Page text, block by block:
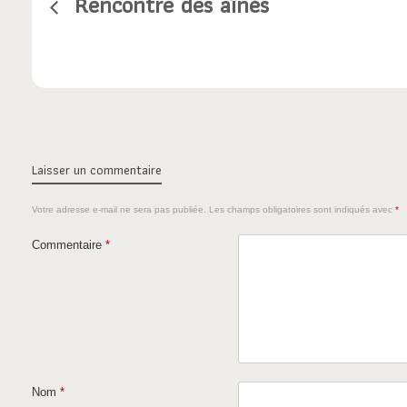
Laisser un commentaire
Votre adresse e-mail ne sera pas publiée. Les champs obligatoires sont indiqués avec *
Commentaire *
Nom *